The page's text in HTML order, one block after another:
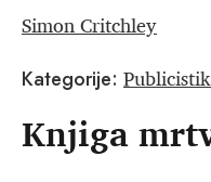
Simon Critchley
Kategorije:
Knjiga